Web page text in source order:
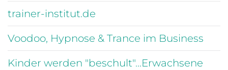
trainer-institut.de
Voodoo, Hypnose & Trance im Business
Kinder werden "beschult"...Erwachsene